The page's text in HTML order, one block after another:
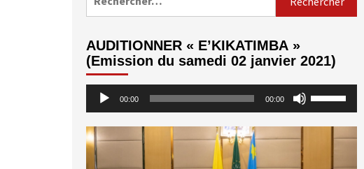
AUDITIONNER « E’KIKATIMBA »
(Emission du samedi 02 janvier 2021)
Lecteur
audio
00:00 00:00
flèches
haut/bas